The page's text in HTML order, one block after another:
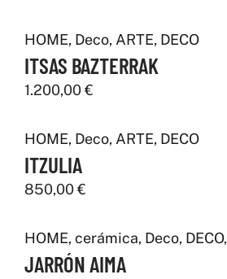
HOME, Deco, ARTE, DECO
ITSAS BAZTERRAK
1.200,00€
HOME, Deco, ARTE, DECO
ITZULIA
850,00€
HOME, cerámica, Deco, DECO,
JARRÓN AIMA